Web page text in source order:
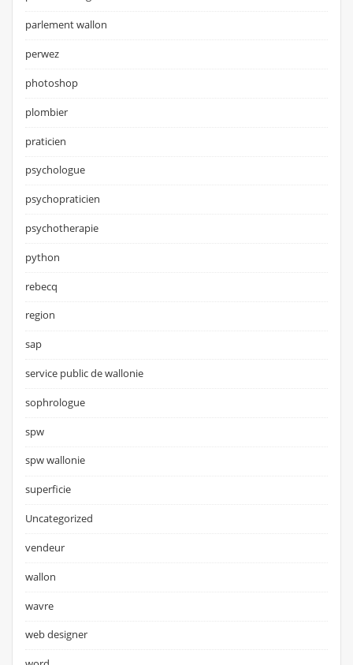
parlement wallon
perwez
photoshop
plombier
praticien
psychologue
psychopraticien
psychotherapie
python
rebecq
region
sap
service public de wallonie
sophrologue
spw
spw wallonie
superficie
Uncategorized
vendeur
wallon
wavre
web designer